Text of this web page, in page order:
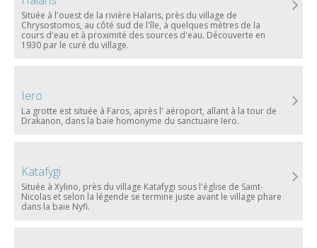
Située à l'ouest de la rivière Halaris, près du village de
Chrysostomos, au côté sud de l'île, à quelques mètres de la
cours d'eau et à proximité des sources d'eau. Découverte en
1930 par le curé du village.
Iero
La grotte est située à Faros, après l' aéroport, allant à la tour de
Drakanon, dans la baie homonyme du sanctuaire Iero.
Katafygi
Située à Xylino, près du village Katafygi sous l'église de Saint-
Nicolas et selon la légende se termine juste avant le village phare
dans la baie Nyfi.